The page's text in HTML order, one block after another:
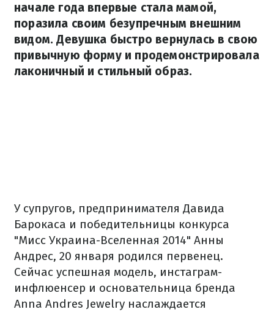
начале года впервые стала мамой,
поразила своим безупречным внешним
видом. Девушка быстро вернулась в свою
привычную форму и продемонстрировала
лаконичный и стильный образ.
У супругов, предпринимателя Давида
Барокаса и победительницы конкурса
"Мисс Украина-Вселенная 2014" Анны
Андрес, 20 января родился первенец.
Сейчас успешная модель, инстаграм-
инфлюенсер и основательница бренда
Anna Andres Jewelry наслаждается